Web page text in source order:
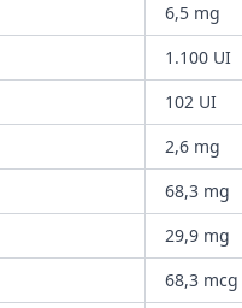
6,5 mg
1.100 UI
102 UI
2,6 mg
68,3 mg
29,9 mg
68,3 mcg